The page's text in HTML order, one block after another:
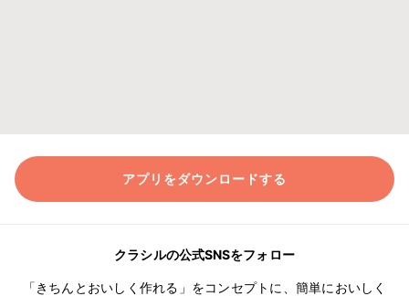
アプリをダウンロードする
クラシルの公式SNSをフォロー
「きちんとおいしく作れる」をコンセプトに、簡単においしく